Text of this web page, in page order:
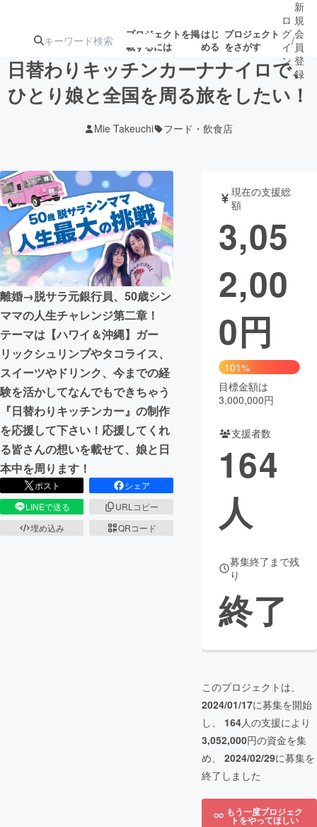
プロジェクトを掲
載するには
はじ
める
プロジェクト
をさがす
ターン
ジェクト
募集終了が近いプ
ロジェクト
アート・写真 音楽
テクノロジー・ガジェット ゲーム・サ
映像・映画
ビジネス・起業
まちづくり・地域活性化
CAMPFIRE for Social Good
CAMPFIRE Creation
CAMPFIREふるさと納税machi-ya コミュニティ
ロ
グ
イ
ン
/
新
規
会
員
登
録
日替わりキッチンカーナナイロで、
ひとり娘と全国を周る旅をしたい！
Mie Takeuchi フード・飲食店
離婚→脱サラ元銀行員、50歳シン
ママの人生チャレンジ第二章！
テーマは【ハワイ＆沖縄】ガー
リックシュリンプやタコライス、
スイーツやドリンク、今までの経
験を活かしてなんでもできちゃう
『日替わりキッチンカー』の制作
を応援して下さい！応援してくれ
る皆さんの想いを載せて、娘と日
本中を周ります！
ポスト
シェア
LINEで送る
URLコピー
埋め込み
QRコード
現在の支援総
額
3,05
2,00
0円
101%
目標金額は
3,000,000円
支援者数
164
人
募集終了まで残
り
終了
このプロジェクトは、
2024/01/17に募集を開始
し、 164人の支援により
3,052,000円の資金を集
め、 2024/02/29に募集を
終了しました
もう一度プロジェク
トをやってほしい